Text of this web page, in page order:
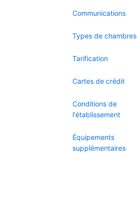
Communications
Types de chambres
Tarification
Cartes de crédit
Conditions de
l'établissement
Équipements
supplémentaires